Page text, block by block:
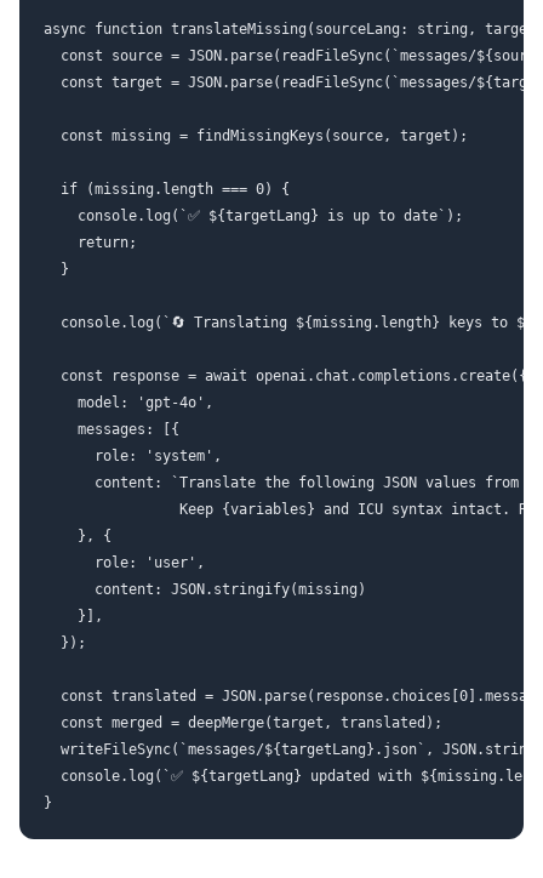
async function translateMissing(sourceLang: string,
const source = JSON.parse(readFileSync(`messages/
const target = JSON.parse(readFileSync(`messages/
  const missing = findMissingKeys(source, target);
  if (missing.length === 0) {
    console.log(`✅ ${targetLang} is up to date`);
    return;
  }
console.log(`🔄 Translating ${missing.length} keys to
  const response = await openai.chat.completions.create({
    model: 'gpt-4o',
    messages: [{
      role: 'system',
content: `Translate the following JSON values from
Keep {variables} and ICU syntax intact.
    }, {
      role: 'user',
      content: JSON.stringify(missing)
    }],
  });
const translated =
  const merged = deepMerge(target, translated);
writeFileSync(`messages/${targetLang}.json`,
console.log(`✅ ${targetLang} updated with